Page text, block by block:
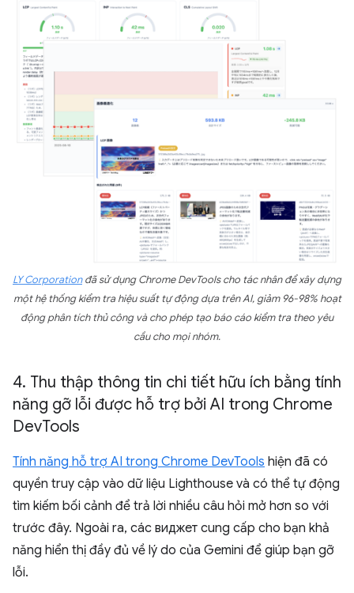
LY Corporationđã sử dụng Chrome DevTools cho tác nhân để xây dựng
một hệ thống kiểm tra hiệu suất tự động dựa trên AI, giảm 96-98% hoạt
động phân tích thủ công và cho phép tạo báo cáo kiểm tra theo yêu
cầu cho mọi nhóm.
4. Thu thập thông tin chi tiết hữu ích bằng tính
năng gỡ lỗi được hỗ trợ bởi AI trong Chrome
DevTools
Tính năng hỗ trợ AI trong Chrome DevTools hiện đã có
quyền truy cập vào dữ liệu Lighthouse và có thể tự động
tìm kiếm bối cảnh để trả lời nhiều câu hỏi mở hơn so với
trước đây. Ngoài ra, các виджет cung cấp cho bạn khả
năng hiển thị đầy đủ về lý do của Gemini để giúp bạn gỡ
lỗi.